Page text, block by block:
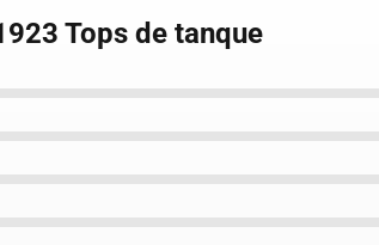
Tops de tanque